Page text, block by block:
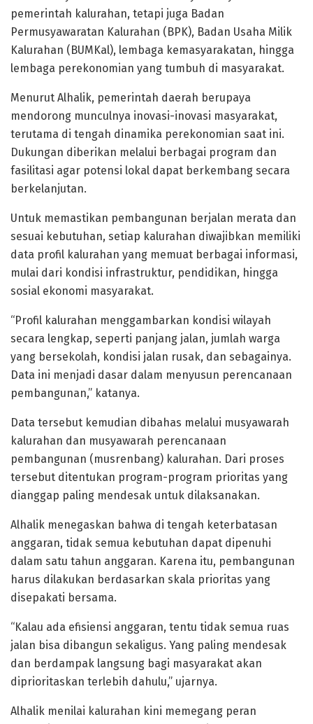
pemerintah kalurahan, tetapi juga Badan
Permusyawaratan Kalurahan (BPK), Badan Usaha Milik
Kalurahan (BUMKal), lembaga kemasyarakatan, hingga
lembaga perekonomian yang tumbuh di masyarakat.
Menurut Alhalik, pemerintah daerah berupaya
mendorong munculnya inovasi-inovasi masyarakat,
terutama di tengah dinamika perekonomian saat ini.
Dukungan diberikan melalui berbagai program dan
fasilitasi agar potensi lokal dapat berkembang secara
berkelanjutan.
Untuk memastikan pembangunan berjalan merata dan
sesuai kebutuhan, setiap kalurahan diwajibkan memiliki
data profil kalurahan yang memuat berbagai informasi,
mulai dari kondisi infrastruktur, pendidikan, hingga
sosial ekonomi masyarakat.
“Profil kalurahan menggambarkan kondisi wilayah
secara lengkap, seperti panjang jalan, jumlah warga
yang bersekolah, kondisi jalan rusak, dan sebagainya.
Data ini menjadi dasar dalam menyusun perencanaan
pembangunan,” katanya.
Data tersebut kemudian dibahas melalui musyawarah
kalurahan dan musyawarah perencanaan
pembangunan (musrenbang) kalurahan. Dari proses
tersebut ditentukan program-program prioritas yang
dianggap paling mendesak untuk dilaksanakan.
Alhalik menegaskan bahwa di tengah keterbatasan
anggaran, tidak semua kebutuhan dapat dipenuhi
dalam satu tahun anggaran. Karena itu, pembangunan
harus dilakukan berdasarkan skala prioritas yang
disepakati bersama.
“Kalau ada efisiensi anggaran, tentu tidak semua ruas
jalan bisa dibangun sekaligus. Yang paling mendesak
dan berdampak langsung bagi masyarakat akan
diprioritaskan terlebih dahulu,” ujarnya.
Alhalik menilai kalurahan kini memegang peran